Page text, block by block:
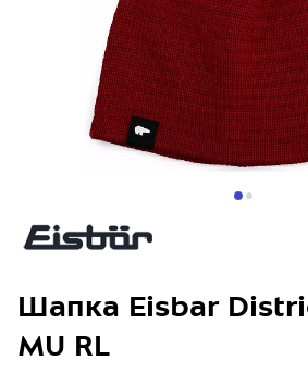
Шапка Eisbar
MU RL